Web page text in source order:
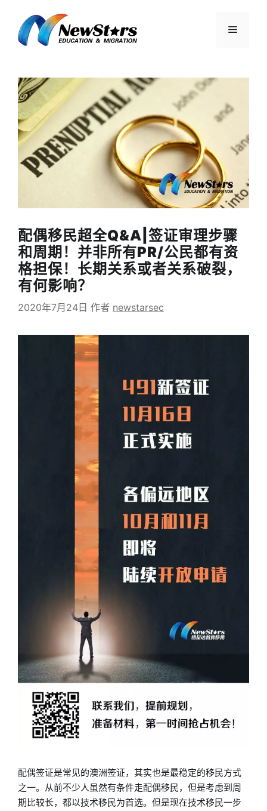
菜
配偶移民超全Q&A|签证审理步骤
和周期！并非所有PR/公民都有资
格担保！长期关系或者关系破裂，
有何影响？
2020年7月24日 作者 newstarsec
配偶签证是常见的澳洲签证，其实也是最稳定的移民方式
之一。从前不少人虽然有条件走配偶移民，但是考虑到周
期比较长，都以技术移民为首选。但是现在技术移民一步